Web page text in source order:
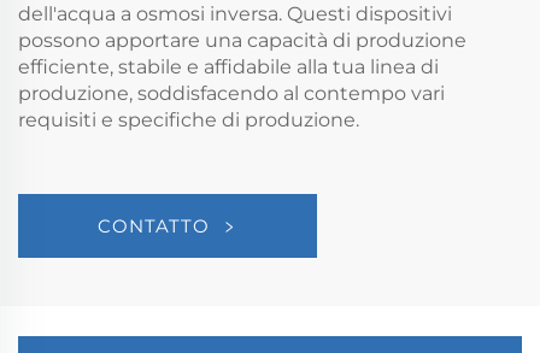
dell'acqua a osmosi inversa. Questi dispositivi
possono apportare una capacità di produzione
efficiente, stabile e affidabile alla tua linea di
produzione, soddisfacendo al contempo vari
requisiti e specifiche di produzione.
CONTATTO